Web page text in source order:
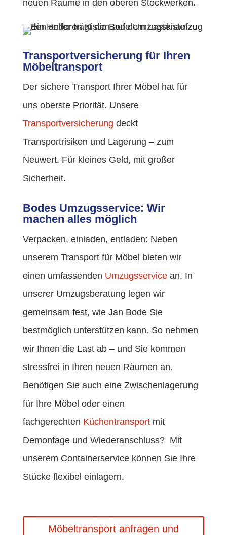
neuen Räume in den oberen Stockwerken.
Transportversicherung für Ihren
Möbeltransport
Der sichere Transport Ihrer Möbel hat für
uns oberste Priorität. Unsere
Transportversicherung deckt
Transportrisiken und Lagerung – zum
Neuwert. Für kleines Geld, mit großer
Sicherheit.
Bodes Umzugsservice: Wir
machen alles möglich
Verpacken, einladen, entladen: Neben
unserem Transport für Möbel bieten wir
einen umfassenden Umzugsservicean. In
unserer Umzugsberatung legen wir
gemeinsam fest, wie Jan Bode Sie
bestmöglich unterstützen kann. So nehmen
wir Ihnen die Last ab – und Sie kommen
stressfrei in Ihren neuen Räumen an.
Benötigen Sie auch eine Zwischenlagerung
für Ihre Möbel oder einen
fachgerechten Küchentransportmit
Demontage und Wiederanschluss? Mit
unserem Containerservice können Sie Ihre
Stücke flexibel einlagern.
Möbeltransport anfragen und